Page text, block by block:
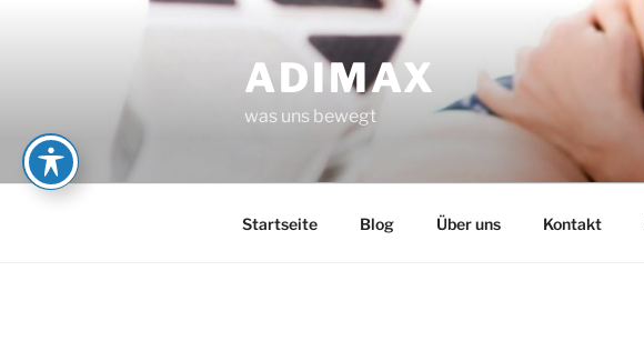
ADIMAX
was uns bewegt
Startseite Blog Über uns Kontakt